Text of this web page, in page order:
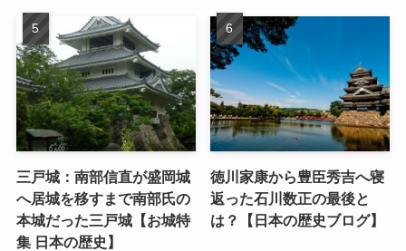
三戸城：南部信直が盛岡城
へ居城を移すまで南部氏の
本城だった三戸城【お城特
集 日本の歴史】
徳川家康から豊臣秀吉へ寝
返った石川数正の最後と
は？【日本の歴史ブログ】